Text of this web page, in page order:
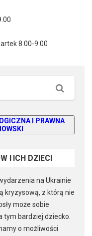
8.00-9.00
S
e
r
I PRAWNA
I ICH DZIECI
na Ukrainie
kryzysową, z którą nie
może sobie
tym bardziej dziecko.
o możliwości